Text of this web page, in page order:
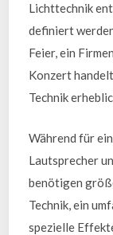
Lichttechnik
definiert
Feier, ein
Konzert
Technik
Während für
Lautsprecher
benötigen
Technik, ein
spezielle